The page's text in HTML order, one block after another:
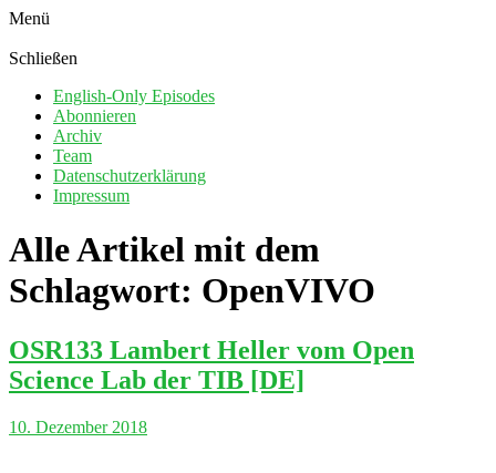
Menü
Schließen
English-Only Episodes
Abonnieren
Archiv
Team
Datenschutzerklärung
Impressum
Alle Artikel mit dem
Schlagwort: OpenVIVO
OSR133 Lambert Heller vom Open
Science Lab der TIB [DE]
10. Dezember 2018